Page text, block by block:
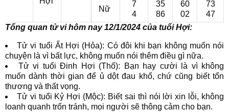
Nữ
7
4
35
86
60
02
73
47
Tổng quan tử vi hôm nay 12/1/2024 của tuổi Hợi:
Tử vi tuổi Ất Hợi (Hỏa): Có đôi khi bạn không muốn nói
chuyện là vì bất lực, không muốn nói thêm điều gì nữa.
Tử vi tuổi Đinh Hợi (Thổ): Bạn hay cười là vì không
muốn dành thời gian để ủ dột đau khổ, chứ cũng biết tổn
thương và thất vọng.
Tử vi tuổi Kỷ Hợi (Mộc): Biết sai thì nói lời xin lỗi, không
loanh quanh trốn tránh, mọi người sẽ thông cảm cho bạn.